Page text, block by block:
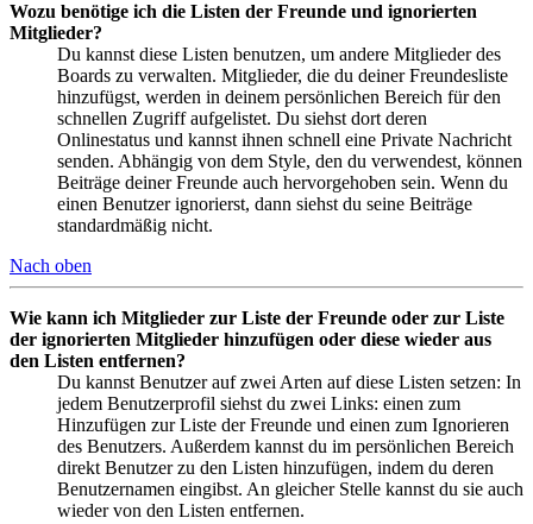
Wozu benötige ich die Listen der Freunde und ignorierten
Mitglieder?
Du kannst diese Listen benutzen, um andere Mitglieder des
Boards zu verwalten. Mitglieder, die du deiner Freundesliste
hinzufügst, werden in deinem persönlichen Bereich für den
schnellen Zugriff aufgelistet. Du siehst dort deren
Onlinestatus und kannst ihnen schnell eine Private Nachricht
senden. Abhängig von dem Style, den du verwendest, können
Beiträge deiner Freunde auch hervorgehoben sein. Wenn du
einen Benutzer ignorierst, dann siehst du seine Beiträge
standardmäßig nicht.
Nach oben
Wie kann ich Mitglieder zur Liste der Freunde oder zur Liste
der ignorierten Mitglieder hinzufügen oder diese wieder aus
den Listen entfernen?
Du kannst Benutzer auf zwei Arten auf diese Listen setzen: In
jedem Benutzerprofil siehst du zwei Links: einen zum
Hinzufügen zur Liste der Freunde und einen zum Ignorieren
des Benutzers. Außerdem kannst du im persönlichen Bereich
direkt Benutzer zu den Listen hinzufügen, indem du deren
Benutzernamen eingibst. An gleicher Stelle kannst du sie auch
wieder von den Listen entfernen.